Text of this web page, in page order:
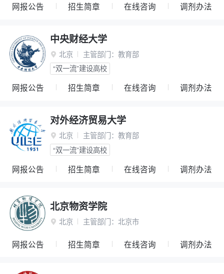
网报公告 招生简章 在线咨询 调剂办法
中央财经大学
 北京 主管部门： 教育部
“双一流”建设高校
网报公告 招生简章 在线咨询 调剂办法
对外经济贸易大学
 北京 主管部门： 教育部
“双一流”建设高校
网报公告 招生简章 在线咨询 调剂办法
北京物资学院
 北京 主管部门： 北京市
网报公告 招生简章 在线咨询 调剂办法